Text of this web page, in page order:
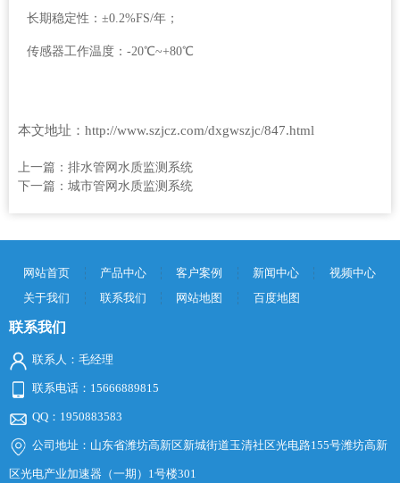
长期稳定性：±0.2%FS/年；
传感器工作温度：-20℃~+80℃
本文地址：http://www.szjcz.com/dxgwszjc/847.html
上一篇： 排水管网水质监测系统
下一篇： 城市管网水质监测系统
网站首页 产品中心 客户案例 新闻中心
视频中心
关于我们
联系我们 网站地图 百度地图
联系我们
联系人：毛经理
联系电话：15666889815
QQ：1950883583
公司地址：山东省潍坊高新区新城街道玉清社区光电路155号潍坊高新
区光电产业加速器（一期）1号楼301